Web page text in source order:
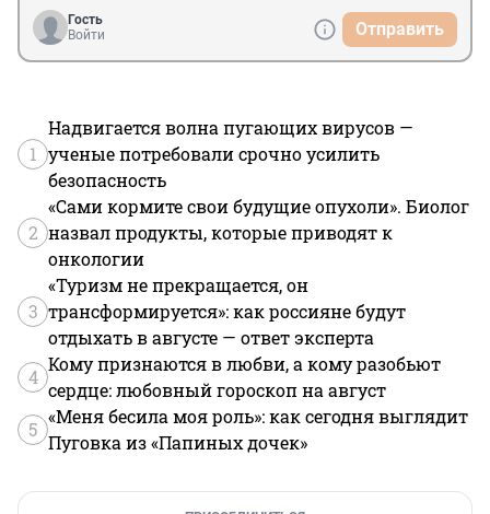
Гость
Войти
Отправить
1
Надвигается волна пугающих вирусов —
ученые потребовали срочно усилить
безопасность
2
«Сами кормите свои будущие опухоли». Биолог
назвал продукты, которые приводят к
онкологии
3
«Туризм не прекращается, он
трансформируется»: как россияне будут
отдыхать в августе — ответ эксперта
4
Кому признаются в любви, а кому разобьют
сердце: любовный гороскоп на август
5
«Меня бесила моя роль»: как сегодня выглядит
Пуговка из «Папиных дочек»